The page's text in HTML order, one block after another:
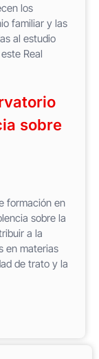
los
familiar y las
al estudio
Real
sobre
formación en
sobre la
a la
en materias
de trato y la